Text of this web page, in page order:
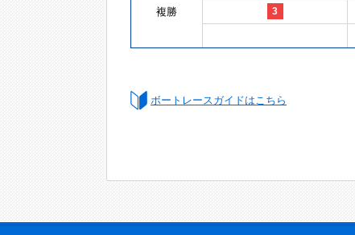
複勝 3
ボートレースガイドはこちら